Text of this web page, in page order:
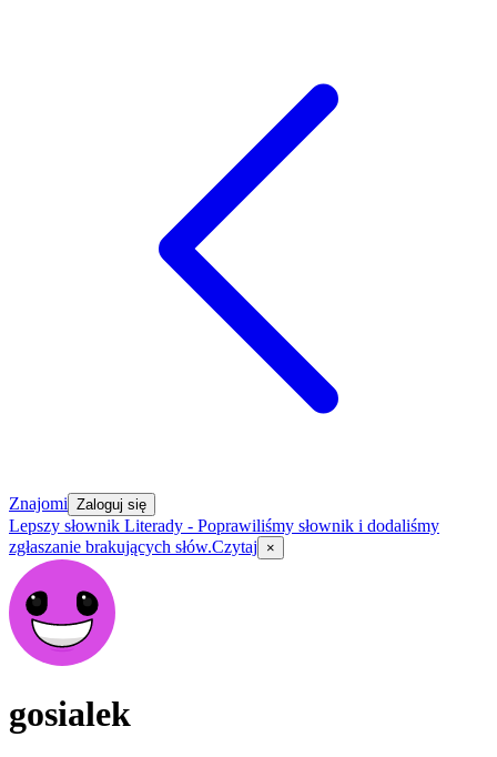
Znajomi Zaloguj się
Lepszy słownik Literady - Poprawiliśmy słownik i dodaliśmy
zgłaszanie brakujących słów.Czytaj ×
gosialek